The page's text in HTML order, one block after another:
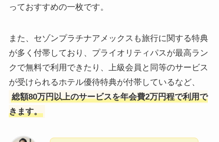
っておすすめの一枚です。
また、セゾンプラチナアメックスも旅行に関する特典
が多く付帯しており、プライオリティパスが最高ラン
クで無料で利用できたり、上級会員と同等のサービス
が受けられるホテル優待特典が付帯しているなど、
総額80万円以上のサービスを年会費2万円程で利用で
きます。